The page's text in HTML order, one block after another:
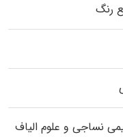
رنگ
نساجی و علوم الیاف